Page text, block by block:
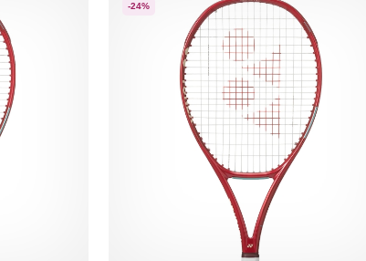
-24%